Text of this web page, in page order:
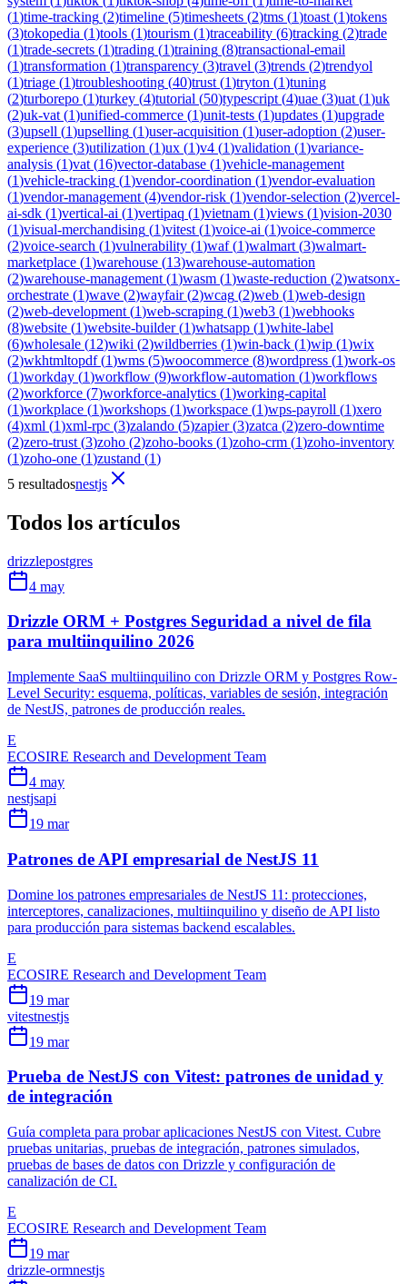
(1)time-tracking (2)timeline (5)timesheets (2)tms (1)toast (1)tokens
(3)tokopedia (1)tools (1)tourism (1)traceability (6)tracking (2)trade
(1)trade-secrets (1)trading (1)training (8)transactional-email
(1)transformation (1)transparency (3)travel (3)trends (2)trendyol
(1)triage (1)troubleshooting (40)trust (1)tryton (1)tuning
(2)turborepo (1)turkey (4)tutorial (50)typescript (4)uae (3)uat (1)uk
(2)uk-vat (1)unified-commerce (1)unit-tests (1)updates (1)upgrade
(3)upsell (1)upselling (1)user-acquisition (1)user-adoption (2)user-
experience (3)utilization (1)ux (1)v4 (1)validation (1)variance-
analysis (1)vat (16)vector-database (1)vehicle-management
(1)vehicle-tracking (1)vendor-coordination (1)vendor-evaluation
(1)vendor-management (4)vendor-risk (1)vendor-selection (2)vercel-
ai-sdk (1)vertical-ai (1)vertipaq (1)vietnam (1)views (1)vision-2030
(1)visual-merchandising (1)vitest (1)voice-ai (1)voice-commerce
(2)voice-search (1)vulnerability (1)waf(1)walmart (3)walmart-
marketplace (1)warehouse (13)warehouse-automation
(2)warehouse-management (1)wasm (1)waste-reduction (2)watsonx-
orchestrate (1)wave (2)wayfair(2)wcag (2)web (1)web-design
(2)web-development (1)web-scraping (1)web3 (1)webhooks
(8)website (1)website-builder(1)whatsapp (1)white-label
(6)wholesale (12)wiki (2)wildberries (1)win-back (1)wip (1)wix
(2)wkhtmltopdf(1)wms (5)woocommerce (8)wordpress (1)work-os
(1)workday (1)workflow (9)workflow-automation (1)workflows
(2)workforce (7)workforce-analytics (1)working-capital
(1)workplace (1)workshops (1)workspace (1)wps-payroll (1)xero
(4)xml (1)xml-rpc (3)zalando (5)zapier(3)zatca (2)zero-downtime
(2)zero-trust (3)zoho (2)zoho-books (1)zoho-crm (1)zoho-inventory
(1)zoho-one (1)zustand (1)
5 resultadosnestjs
Todos los artículos
drizzlepostgres
4 may
Drizzle ORM + Postgres Seguridad a nivel de fila
para multiinquilino 2026
Implemente SaaS multiinquilino con Drizzle ORM y Postgres Row-
Level Security: esquema, políticas, variables de sesión, integración
de NestJS, patrones de producción reales.
E
ECOSIRE Research and Development Team
4 may
nestjsapi
19 mar
Patrones de API empresarial de NestJS 11
Domine los patrones empresariales de NestJS 11: protecciones,
interceptores, canalizaciones, multiinquilino y diseño de API listo
para producción para sistemas backend escalables.
E
ECOSIRE Research and Development Team
19 mar
vitestnestjs
19 mar
Prueba de NestJS con Vitest: patrones de unidad y
de integración
Guía completa para probar aplicaciones NestJS con Vitest. Cubre
pruebas unitarias, pruebas de integración, patrones simulados,
pruebas de bases de datos con Drizzle y configuración de
canalización de CI.
E
ECOSIRE Research and Development Team
19 mar
drizzle-ormnestjs